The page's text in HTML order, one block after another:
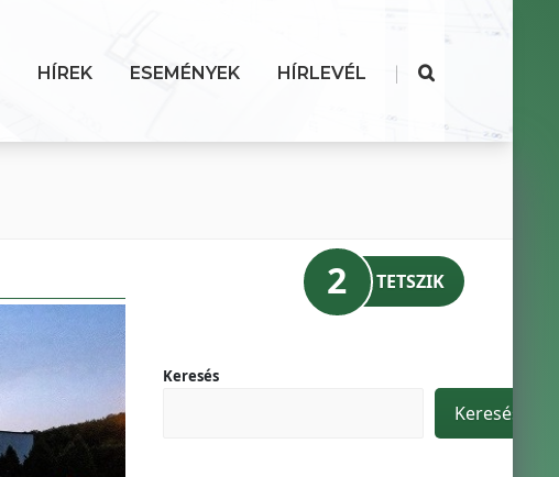
HÍREK ESEMÉNYEK HÍRLEVÉL |
2 TETSZIK
Keresés
Keresés